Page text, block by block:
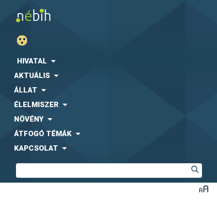
HIVATAL
AKTUÁLIS
ÁLLAT
ÉLELMISZER
NÖVÉNY
ÁTFOGÓ TÉMÁK
KAPCSOLAT